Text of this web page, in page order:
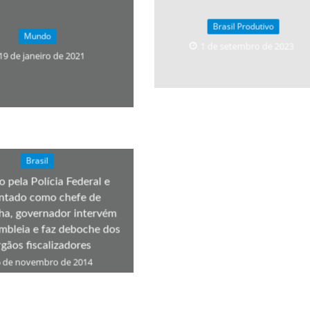
salvou a vida de Flechinha, o bebe coelho – Vídeo em Português mais
Mundo
19 de janeiro de 2021
Brasil Produtivo
Brasil
pela Polícia Federal e
como chefe de
governador intervém
e faz deboche dos
fiscalizadores
de novembro de 2014